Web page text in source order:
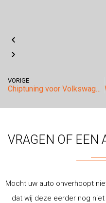
VORIGE
Chiptuning voor Volkswagen T-Roc: Optimaliseer de Prestaties van Jouw Avontuurlijke SUV
VRAGEN OF EEN
Mocht uw auto onverhoopt
dat wij deze eerder nog